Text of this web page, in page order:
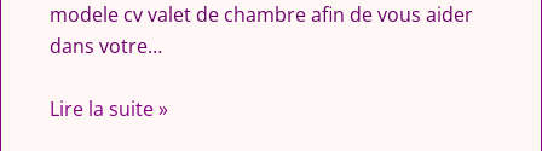
modele cv valet de chambre afin de vous aider
dans votre…
Lire la suite »